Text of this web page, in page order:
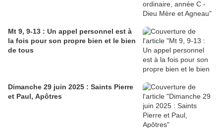
Mt 9, 9-13 : Un appel personnel est à
la fois pour son propre bien et le bien
de tous
Dimanche 29 juin 2025 : Saints Pierre
et Paul, Apôtres